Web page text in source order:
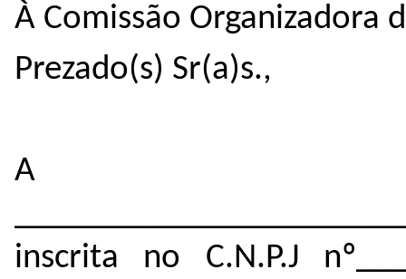
À Comissão Organizadora
Prezado(s) Sr(a)s.,
A
inscrita no C.N.P.J